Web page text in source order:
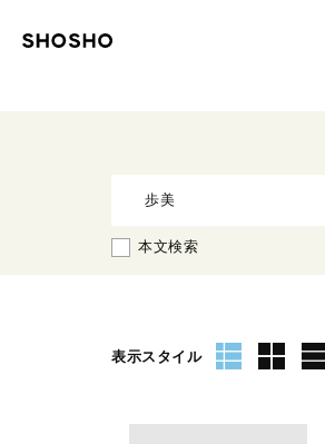
本文検索
表示スタイル